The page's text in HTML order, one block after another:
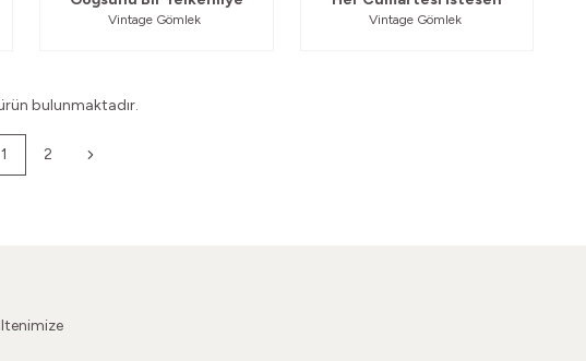
Vintage Gömlek Vintage Gömlek
bulunmaktadır.
1 2